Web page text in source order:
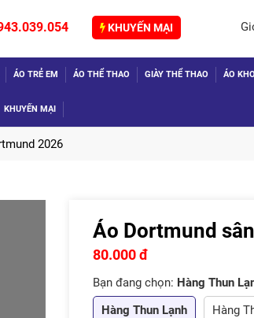
KHUYẾN MẠI
ÁO TRẺ EM ÁO THỂ THAO GIÀY THỂ THAO ÁO
KHUYẾN MẠI
2026
Áo Dortmund
80.000 đ
Bạn đang chọn: Hàng Thun
Hàng Thun Lạnh
Hàng